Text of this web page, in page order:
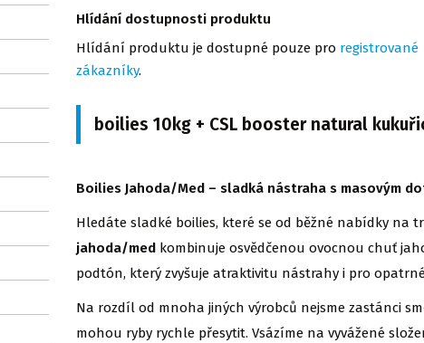
Hlídání dostupnosti produktu
Hlídání produktu je dostupné pouze pro registrované
zákazníky.
boilies 10kg + CSL booster natural
Boilies Jahoda/Med – sladká nástraha s masovým
Hledáte sladké boilies, které se od běžné nabídky na
jahoda/med kombinuje osvědčenou ovocnou chuť
podtón, který zvyšuje atraktivitu nástrahy i pro
Na rozdíl od mnoha jiných výrobců nejsme zastánci
mohou ryby rychle přesytit. Vsázíme na vyvážené